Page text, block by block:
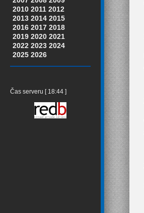
2010 2011 2012
2013 2014 2015
2016 2017 2018
2019 2020 2021
2022 2023 2024
2025 2026
Čas serveru [ 18:44 ]